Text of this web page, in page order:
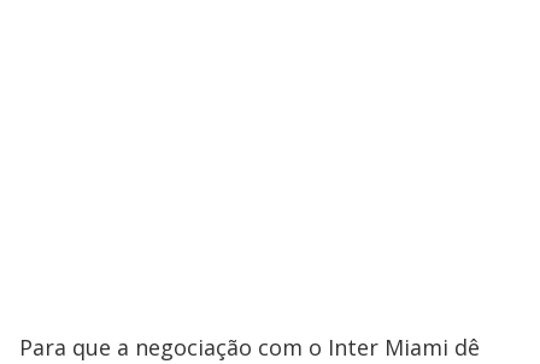
Para que a negociação com o Inter Miami dê